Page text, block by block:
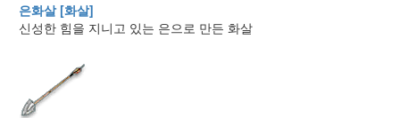
은화살 [화살]
신성한 힘을 지니고 있는 은으로 만든 화살